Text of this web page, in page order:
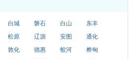
白城 磐石 白山
东丰
松原 辽源 安图
通化
敦化 德惠 蛟河
桦甸